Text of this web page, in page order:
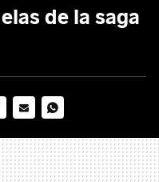
de la saga
MAIL